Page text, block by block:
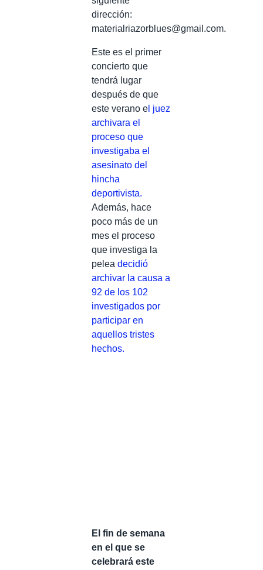
dirección:
materialriazorblues@gmail.com.
Este es el primer
concierto que
tendrá lugar
después de que
este verano e l juez
archivara el
proceso que
investigaba el
asesinato del
hincha
deportivista.
Además, hace
poco más de un
mes el proceso
que investiga la
pelea decidió
archivar la causa a
92 de los 102
investigados por
participar en
aquellos tristes
hechos.
El fin de semana
en el que se
celebrará este